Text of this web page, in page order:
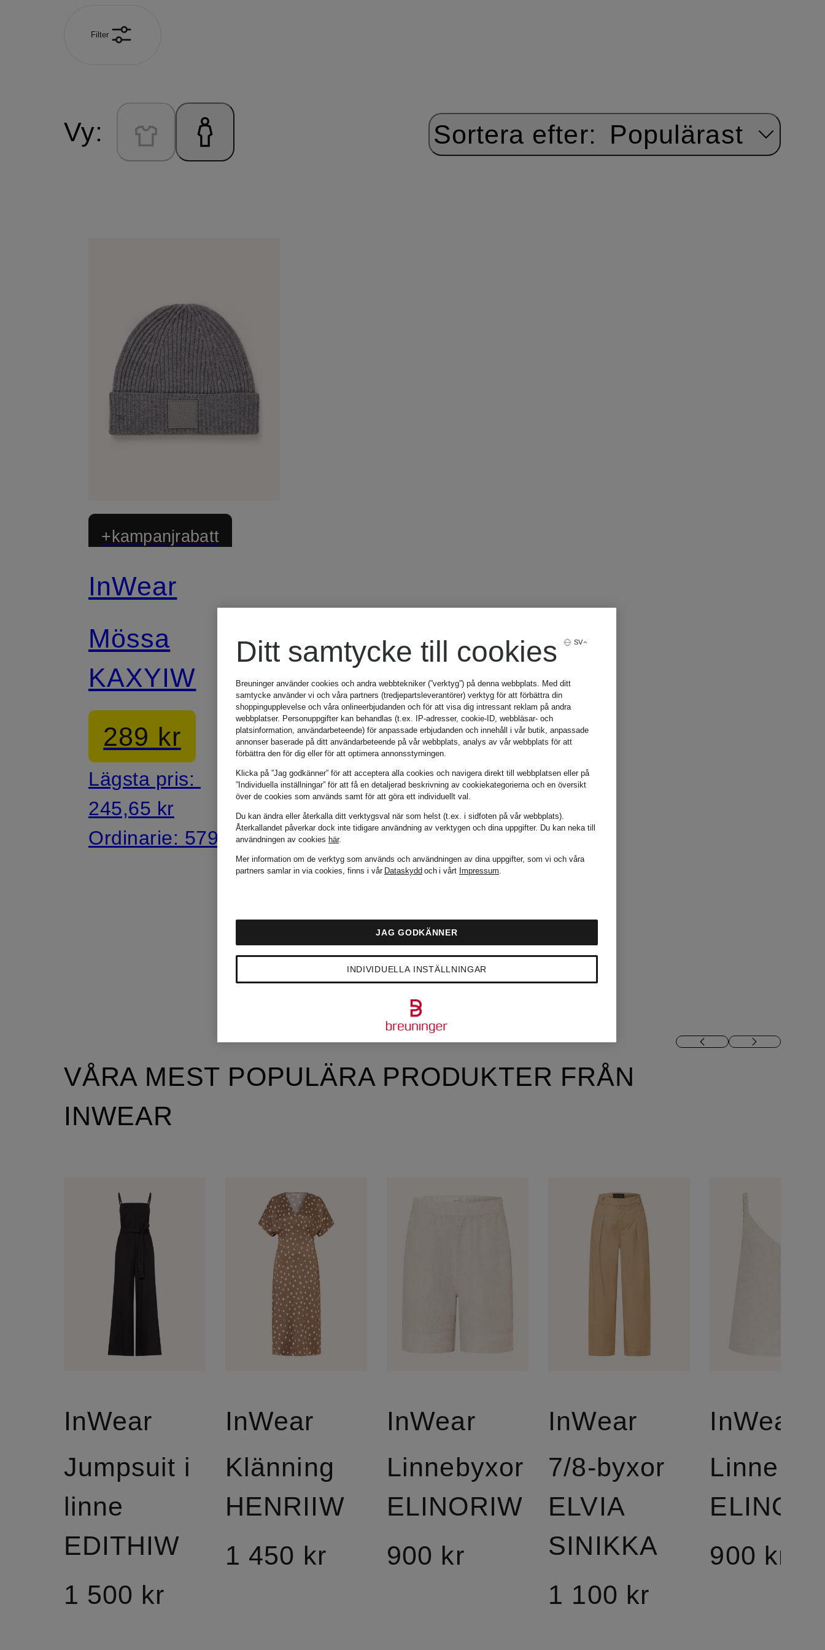
Filter
Vy: Sortera efter: Populärast
+kampanjrabatt
InWear
Mössa
KAXYIW
289 kr
Lägsta pris:
245,65 kr
Ordinarie: 579 kr
VÅRA MEST POPULÄRA PRODUKTER FRÅN
INWEAR
InWear
Jumpsuit i
linne
EDITHIW
1 500 kr
InWear
Klänning
HENRIIW
1 450 kr
InWear
Linnebyxor
ELINORIW
900 kr
InWear
7/8-byxor
ELVIA
SINIKKA
1 100 kr
InWear
Linne
900 kr
SV
Ditt samtycke till cookies
Breuninger använder cookies och andra webbtekniker (”verktyg”) på denna webbplats. Med ditt
samtycke använder vi och våra partners (tredjepartsleverantörer) verktyg för att förbättra din
shoppingupplevelse och våra onlineerbjudanden och för att visa dig intressant reklam på andra
webbplatser. Personuppgifter kan behandlas (t.ex. IP-adresser, cookie-ID, webbläsar- och
platsinformation, användarbeteende) för anpassade erbjudanden och innehåll i vår butik, anpassade
annonser baserade på ditt användarbeteende på vår webbplats, analys av vår webbplats för att
förbättra den för dig eller för att optimera annonsstyrningen.
Klicka på ”Jag godkänner” för att acceptera alla cookies och navigera direkt till webbplatsen eller på
”Individuella inställningar” för att få en detaljerad beskrivning av cookiekategorierna och en översikt
över de cookies som används samt för att göra ett individuellt val.
Du kan ändra eller återkalla ditt verktygsval när som helst (t.ex. i sidfoten på vår webbplats).
Återkallandet påverkar dock inte tidigare användning av verktygen och dina uppgifter. Du kan neka till
användningen av cookies här.
Mer information om de verktyg som används och användningen av dina uppgifter, som vi och våra
partners samlar in via cookies, finns i vår Dataskydd och i vårt Impressum.
INDIVIDUELLA INSTÄLLNINGAR
JAG GODKÄNNER